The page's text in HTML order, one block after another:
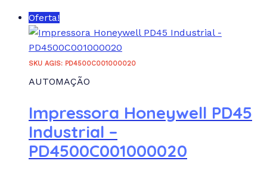
Oferta!
SKU AGIS: PD4500C001000020
AUTOMAÇÃO
Impressora Honeywell PD45
Industrial –
PD4500C001000020